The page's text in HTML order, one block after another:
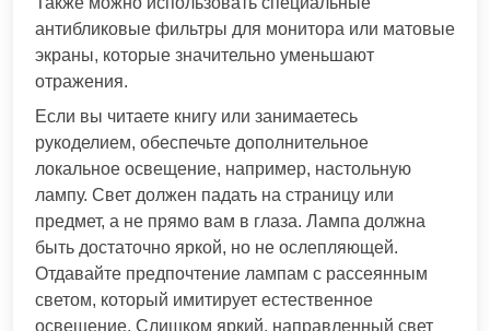
антибликовые фильтры для монитора или матовые
экраны, которые значительно уменьшают
отражения.
Если вы читаете книгу или занимаетесь
рукоделием, обеспечьте дополнительное
локальное освещение, например, настольную
лампу. Свет должен падать на страницу или
предмет, а не прямо вам в глаза. Лампа должна
быть достаточно яркой, но не ослепляющей.
Отдавайте предпочтение лампам с рассеянным
светом, который имитирует естественное
освещение. Слишком яркий, направленный свет